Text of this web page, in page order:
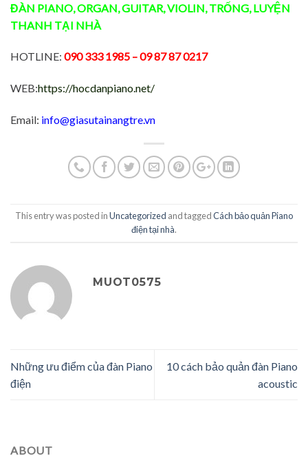
ĐÀN PIANO,ORGAN,GUITAR,VIOLIN, TRỐNG, LUYỆN
THANH TẠI NHÀ
HOTLINE: 090 333 1985 – 09 87 87 0217
WEB:https://hocdanpiano.net/
Email: info@giasutainangtre.vn
This entry was posted inUncategorized and taggedCách bảo quản Piano
điện tại nhà.
MUOT0575
Những ưu điểm của đàn Piano
điện
10 cách bảo quản đàn Piano
acoustic
ABOUT